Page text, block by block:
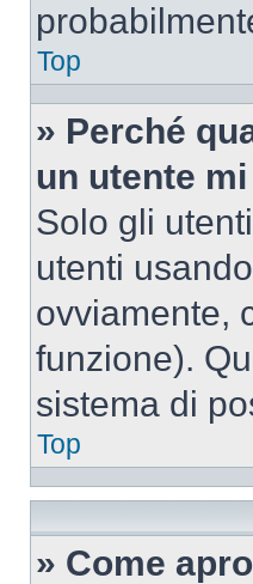
Top
» Perché
un utente
Solo gli
utenti
ovviamente,
funzione).
sistema di
Top
» Come